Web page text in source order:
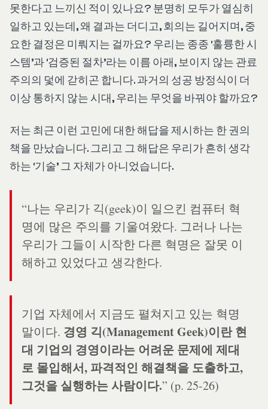
못한다고 느끼신 적이 있나요? 분명히 모두가 열심히
일하고 있는데, 왜 결과는 더디고, 회의는 길어지며, 중
요한 결정은 미뤄지는 걸까요? 우리는 종종 ‘훌륭한 시
스템’과 ‘검증된 절차’라는 이름 아래, 보이지 않는 관료
주의의 덫에 갇히곤 합니다. 과거의 성공 방정식이 더
이상 통하지 않는 시대, 우리는 무엇을 바꿔야 할까요?
저는 최근 이런 고민에 대한 해답을 제시하는 한 권의
책을 만났습니다. 그리고 그 해답은 우리가 흔히 생각
하는 ‘기술’ 그 자체가 아니었습니다.
“나는 우리가 긱(geek)이 일으킨 컴퓨터 혁
명에 많은 주의를 기울여왔다. 그러나 나는
우리가 그들이 시작한 다른 혁명은 잘못 이
해하고 있었다고 생각한다.
기업 자체에서 지금도 펼쳐지고 있는 혁명
말이다. 경영 긱(Management Geek)이란 현
대 기업의 경영이라는 어려운 문제에 제대
로 몰입해서, 파격적인 해결책을 도출하고,
그것을 실행하는 사람이다.” (p. 25-26)